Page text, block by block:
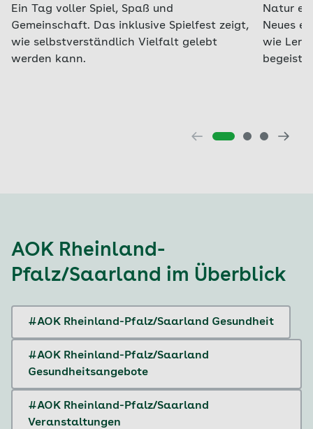
Ein Tag voller Spiel, Spaß und
Gemeinschaft. Das inklusive Spielfest zeigt,
wie selbstverständlich Vielfalt gelebt
werden kann.
Natur
Neues
wie
AOK Rheinland-
Pfalz/Saarland im Überblick
#AOK Rheinland-Pfalz/Saarland Gesundheit
#AOK Rheinland-Pfalz/Saarland
Gesundheitsangebote
#AOK Rheinland-Pfalz/Saarland
Veranstaltungen